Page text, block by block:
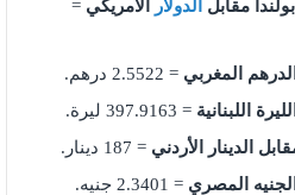
مقابل
الدولار الأمريكي =
المغربي = 2.5522 درهم.
اللبنانية = 397.9163 ليرة.
الدينار الأردني = 187 دينار.
المصري = 2.3401 جنيه.